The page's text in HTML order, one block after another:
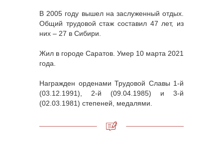
В 2005 году вышел на заслуженный отдых.
Общий трудовой стаж составил 47 лет, из
них – 27 в Сибири.
Жил в городе Саратов. Умер 10 марта 2021
года.
Награжден орденами Трудовой Славы 1-й
(03.12.1991), 2-й (09.04.1985) и 3-й
(02.03.1981) степеней, медалями.